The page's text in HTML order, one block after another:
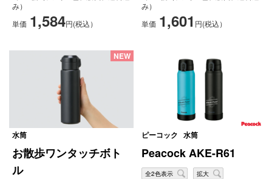
み）
単価 1,584円(税込）
み）
単価 1,601 円(税込）
NEW
水筒
お散歩ワンタッチボト
ル
ピーコック 水筒
Peacock AKE-R61
全2色表示
拡大